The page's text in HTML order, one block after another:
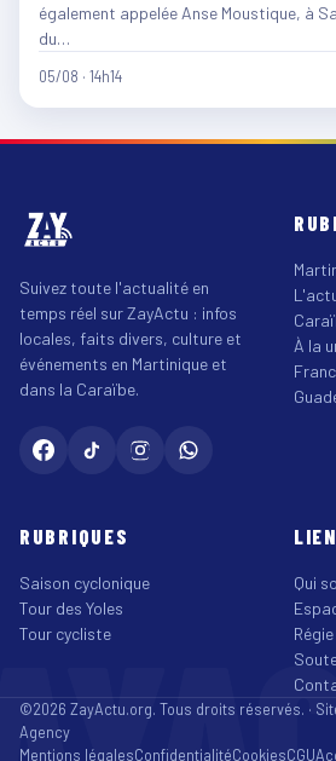
également appelée Anse Moustique, à
du…
05/08 · 14h14
Suivez toute l'actualité en
temps réel sur ZayActu : infos
locales, faits divers, culture et
événements en Martinique et
dans la Caraïbe.
À la
RUBRIQUES
Saison cyclonique
Tour des Yoles
Tour cycliste
Qui
©2026 ZayActu.org. Tous droits réservés. ·
Agency
Mentions légalesConfidentialitéCookiesCGU